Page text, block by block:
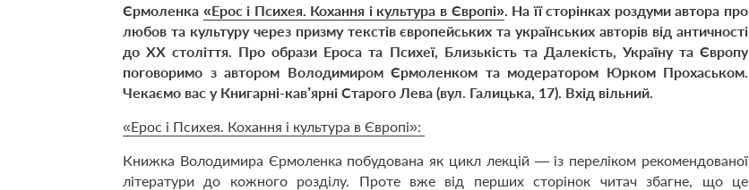
Єрмоленка «Ерос і Психея. Кохання і культура в Європі». На її сторінках роздуми автора про
любов та культуру через призму текстів європейських та українських авторів від античності
до ХХ століття. Про образи Ероса та Психеї, Близькість та Далекість, Україну та Європу
поговоримо з автором Володимиром Єрмоленком та модератором Юрком Прохаськом.
Чекаємо вас у Книгарні-кав’ярні Старого Лева (вул. Галицька, 17). Вхід вільний.
«Ерос і Психея. Кохання і культура в Європі»:
Книжка Володимира Єрмоленка побудована як цикл лекцій — із переліком рекомендованої
літератури до кожного розділу. Проте вже від перших сторінок читач збагне, що це